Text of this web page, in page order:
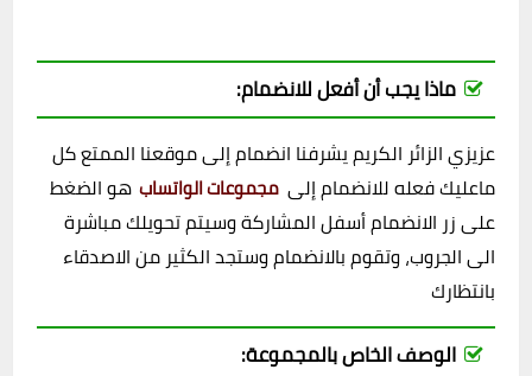
ماذا يجب أن أفعل للانضمام:
عزيزي الزائر الكريم يشرفنا انضمام إلى موقعنا الممتع كل
ماعليك فعله للانضمام إلى مجموعات الواتساب هو الضغط
على زر الانضمام أسفل المشاركة وسيتم تحويلك مباشرة
الى الجروب، وتقوم بالانضمام وستجد الكثير من الاصدقاء
بانتظارك
الوصف الخاص بالمجموعة: